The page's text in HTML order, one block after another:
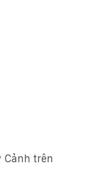
Cảnh trên